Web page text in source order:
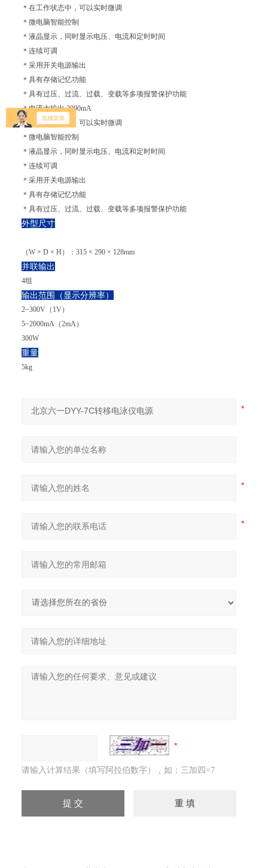
＊在工作状态中，可以实时微调
＊微电脑智能控制
＊液晶显示，同时显示电压、电流和定时时间
＊连续可调
＊采用开关电源输出
＊具有存储记忆功能
＊具有过压、过流、过载、变载等多项报警保护功能
＊电流大输出 2000mA
＊在工作状态中，可以实时微调
＊微电脑智能控制
＊液晶显示，同时显示电压、电流和定时时间
＊连续可调
＊采用开关电源输出
＊具有存储记忆功能
＊具有过压、过流、过载、变载等多项报警保护功能
外型尺寸
（W × D × H）：315 × 290 × 128mm
并联输出
4组
输出范围（显示分辨率）
2~300V（1V）
5~2000mA（2mA）
300W
重量
5kg
请输入计算结果（填写阿拉伯数字），如：三加四=7